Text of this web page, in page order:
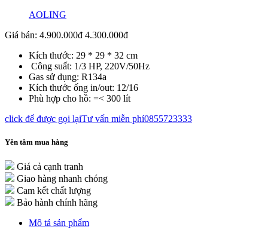
AOLING
Giá bán: 4.900.000đ 4.300.000đ
Kích thước: 29 * 29 * 32 cm
Công suất: 1/3 HP, 220V/50Hz
Gas sử dụng: R134a
Kích thước ống in/out: 12/16
Phù hợp cho hồ: =< 300 lít
click để được gọi lạiTư vấn miễn phí0855723333
Yên tâm mua hàng
Giá cả cạnh tranh
Giao hàng nhanh chóng
Cam kết chất lượng
Bảo hành chính hãng
Mô tả sản phẩm